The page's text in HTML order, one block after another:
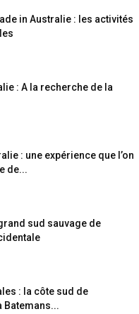
in Australie : les activités
: A la recherche de la
: une expérience que l’on
de...
sud sauvage de
: la côte sud de
Batemans...